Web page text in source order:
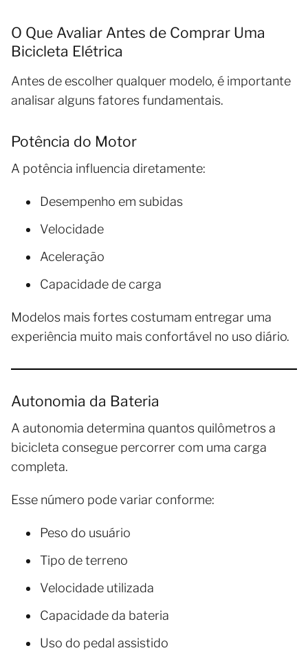
O Que Avaliar Antes de Comprar Uma
Bicicleta Elétrica
Antes de escolher qualquer modelo, é importante
analisar alguns fatores fundamentais.
Potência do Motor
A potência influencia diretamente:
Desempenho em subidas
Velocidade
Aceleração
Capacidade de carga
Modelos mais fortes costumam entregar uma
experiência muito mais confortável no uso diário.
Autonomia da Bateria
A autonomia determina quantos quilômetros a
bicicleta consegue percorrer com uma carga
completa.
Esse número pode variar conforme:
Peso do usuário
Tipo de terreno
Velocidade utilizada
Capacidade da bateria
Uso do pedal assistido